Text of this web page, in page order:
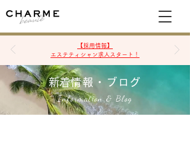
【採用情報】
エステティシャン求人スタート！
​新着情報・ブログ
Information & Blog